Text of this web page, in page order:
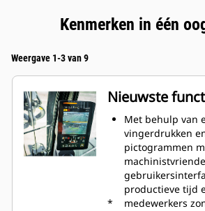
Kenmerken in één
Weergave 1-3 van 9
Nieuwste
Met behulp van
vingerdrukken
pictogrammen
productieve tijd
medewerkers
*